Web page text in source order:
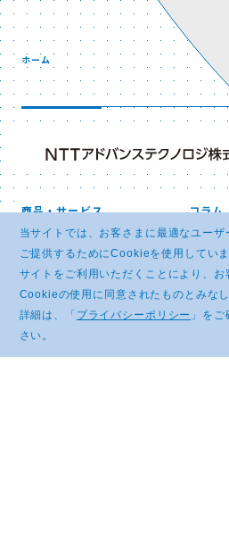
ホーム
商品・サービス
コラム
トピックス
イベン
お問い合わせ
企業情
採用情報
サイト
先端技術商品紹介サイト
当サイトでは、お客さまに最適なユーザ
ご提供するためにCookieを使用してい
サイトをご利用いただくことにより、お
Cookieの使用に同意されたものとみなし
詳細は、「 プライバシーポリシー 」を
さい。